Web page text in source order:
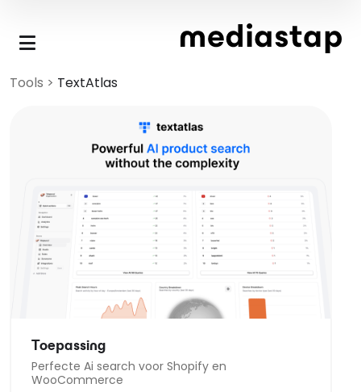
Tools > TextAtlas
Toepassing
Perfecte Ai search voor Shopify en
WooCommerce